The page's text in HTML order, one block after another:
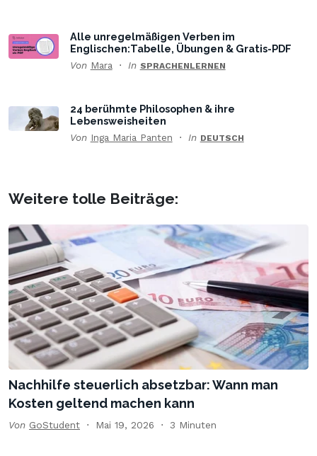
Alle unregelmäßigen Verben im
Englischen:Tabelle, Übungen & Gratis-PDF
Von Mara In SPRACHENLERNEN
24 berühmte Philosophen & ihre
Lebensweisheiten
Von Inga Maria Panten In DEUTSCH
Weitere tolle Beiträge:
Nachhilfe steuerlich absetzbar: Wann man
Kosten geltend machen kann
Von GoStudent Mai 19, 2026 3 Minuten